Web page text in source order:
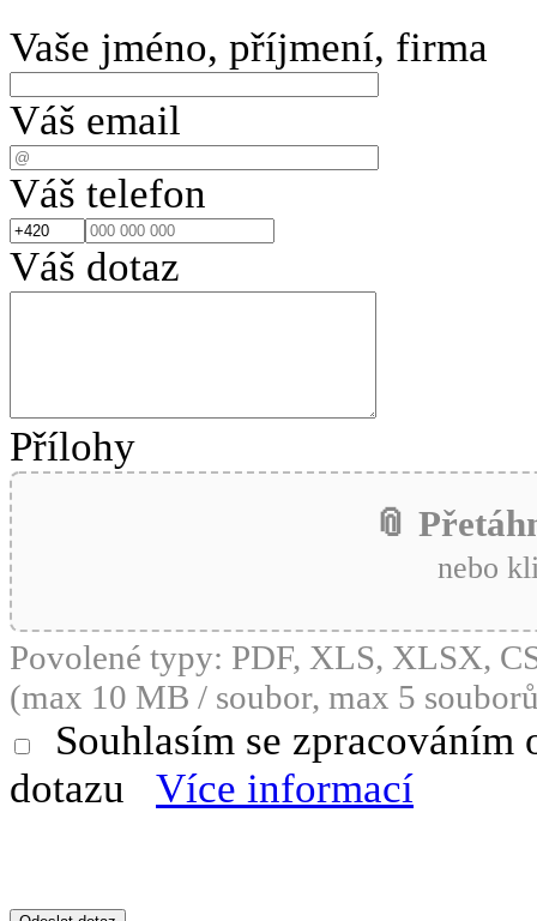
Vaše jméno, příjmení, firma
Váš email
Váš telefon
Váš dotaz
Přílohy
📎
nebo
Povolené typy: PDF, XLS, XLSX,
(max 10 MB / soubor, max 5
Souhlasím se
dotazu
Více informací